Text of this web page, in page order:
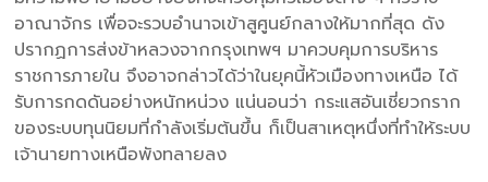
อาณาจักร เพื่อจะรวบอำนาจเข้าสูศูนย์กลางให้มากที่สุด ดัง
ปรากฏการส่งข้าหลวงจากกรุงเทพฯ มาควบคุมการบริหาร
ราชการภายใน จึงอาจกล่าวได้ว่าในยุคนี้หัวเมืองทางเหนือ ได้
รับการกดดันอย่างหนักหน่วง แน่นอนว่า กระแสอันเชี่ยวกราก
ของระบบทุนนิยมที่กำลังเริ่มต้นขึ้น ก็เป็นสาเหตุหนึ่งที่ทำให้ระบบ
เจ้านายทางเหนือพังทลายลง